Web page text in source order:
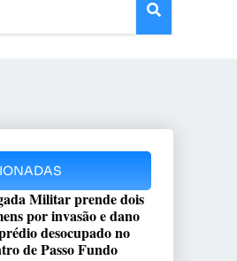
Militar prende dois
por invasão e dano
desocupado no
de Passo Fundo